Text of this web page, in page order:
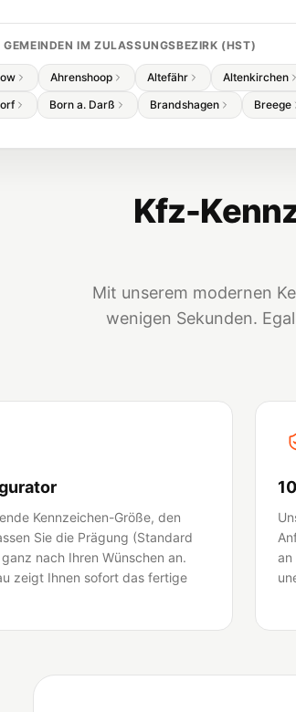
GEMEINDEN IM ZULASSUNGSBEZIRK (HST)
Ahrenshoop Altefähr Altenkirchen
Born a. Darß Brandshagen Breege
Kfz-
Mit unserem modernen
wenigen Sekunden.
Kennzeichen-Größe, den
Sie die Prägung (Standard
nach Ihren Wünschen an.
zeigt Ihnen sofort das fertige
an